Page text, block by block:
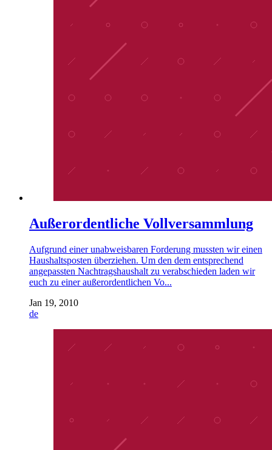
Außerordentliche Vollversammlung
Aufgrund einer unabweisbaren Forderung mussten wir einen
Haushaltsposten überziehen. Um den dem entsprechend
angepassten Nachtragshaushalt zu verabschieden laden wir
euch zu einer außerordentlichen Vo...
Jan 19, 2010
de